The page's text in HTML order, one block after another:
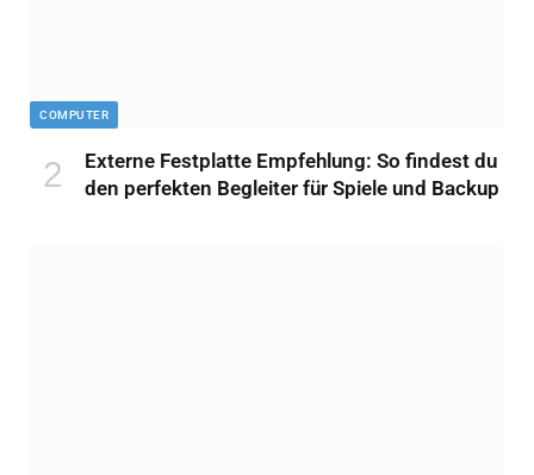
COMPUTER
Externe Festplatte Empfehlung: So findest du
den perfekten Begleiter für Spiele und Backup